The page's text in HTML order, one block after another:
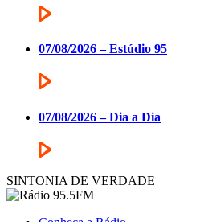
07/08/2026 – Estúdio 95
07/08/2026 – Dia a Dia
SINTONIA DE VERDADE